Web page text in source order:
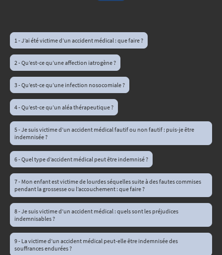
1 - J’ai été victime d’un accident médical : que faire ?
2 - Qu’est-ce qu’une affection iatrogène ?
3 - Qu’est-ce qu’une infection nosocomiale ?
4 - Qu’est-ce qu’un aléa thérapeutique ?
5 - Je suis victime d’un accident médical fautif ou non fautif : puis-je être
indemnisée ?
6 - Quel type d’accident médical peut être indemnisé ?
7 - Mon enfant est victime de lourdes séquelles suite à des fautes commises
pendant la grossesse ou l’accouchement : que faire ?
8 - Je suis victime d’un accident médical : quels sont les préjudices
indemnisables ?
9 - La victime d’un accident médical peut-elle être indemnisée des
souffrances endurées ?